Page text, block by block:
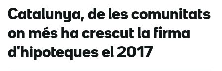
Catalunya, de les comunitats
on més ha crescut la firma
d'hipoteques el 2017